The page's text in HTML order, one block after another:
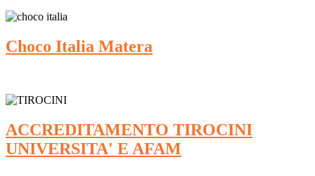
Choco Italia Matera
ACCREDITAMENTO TIROCINI
UNIVERSITA' E AFAM